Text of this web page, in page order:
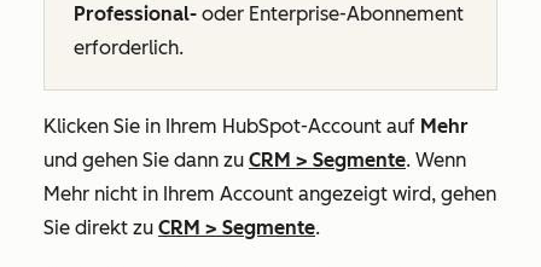
Professional- oder Enterprise-Abonnement
erforderlich.
Klicken Sie in Ihrem HubSpot-Account auf Mehr
und gehen Sie dann zu CRM > Segmente. Wenn
Mehr nicht in Ihrem Account angezeigt wird, gehen
Sie direkt zu CRM > Segmente.